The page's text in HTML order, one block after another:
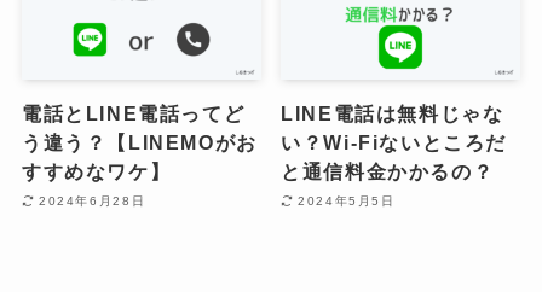
​電話とLINE電話ってど
う違う？【LINEMOがお
すすめなワケ】
2024年6月28日
LINE電話は無料じゃな
い？Wi-Fiないところだ
と通信料金かかるの？
2024年5月5日